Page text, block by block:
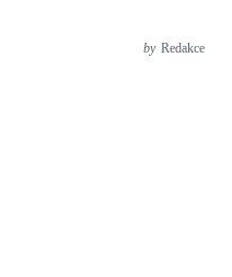
by Redakce